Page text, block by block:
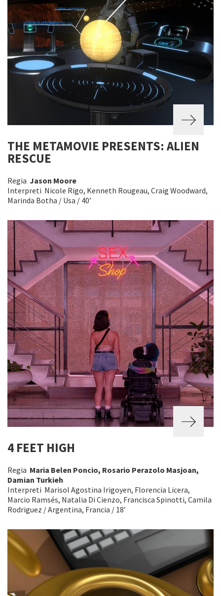
THE METAMOVIE PRESENTS: ALIEN
RESCUE
Regia Jason Moore
Interpreti Nicole Rigo, Kenneth Rougeau, Craig Woodward,
Marinda Botha / Usa / 40’
4 FEET HIGH
Regia Maria Belen Poncio, Rosario Perazolo Masjoan,
Damian Turkieh
Interpreti Marisol Agostina Irigoyen, Florencia Licera,
Marcio Ramsés, Natalia Di Cienzo, Francisca Spinotti, Camila
Rodriguez / Argentina, Francia / 18’